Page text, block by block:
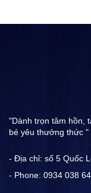
"Dành trọn tâm hồn,
bé yêu thưởng thức "
- Địa chỉ: số 5 Quốc
- Phone: 0934 038